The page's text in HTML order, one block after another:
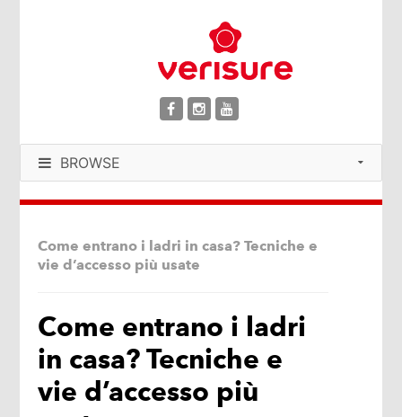
BROWSE
Come entrano i ladri in casa? Tecniche e
vie d’accesso più usate
Come entrano i ladri
in casa? Tecniche e
vie d’accesso più